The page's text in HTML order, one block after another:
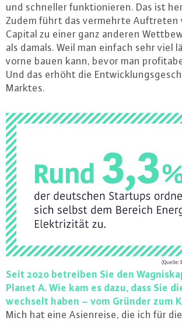
und schneller funk­tio­nie­ren. Das ist
Zudem führt das vermehrte Auftreten
Capital zu einer ganz anderen
als damals. Weil man einfach sehr viel
vorne bauen kann, bevor man
Und das erhöht die
Marktes.
Seit 2020 betreiben Sie den
Planet A. Wie kam es dazu, dass Sie
wech­selt haben – vom Gründer zum
Mich hat eine Asi­en­rei­se, die ich für